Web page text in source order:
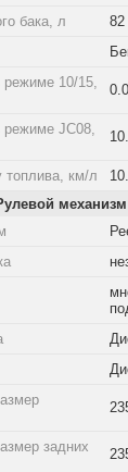
бака, л
82
режиме 10/15,
0.0
режиме JC08,
топлива, км/л
задних